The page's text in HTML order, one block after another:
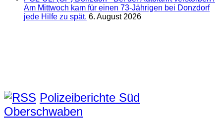
Am Mittwoch kam für einen 73-Jährigen bei Donzdorf
jede Hilfe zu spät. 6. August 2026
Polizeiberichte Süd
Oberschwaben